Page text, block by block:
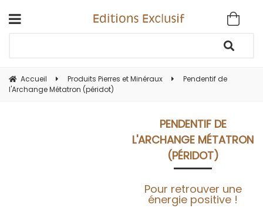
Accueil Produits Pierres et Minéraux
Pendentif de
l'Archange Métatron (péridot)
PENDENTIF DE
L'ARCHANGE MÉTATRON
(PÉRIDOT)
Pour retrouver une
énergie positive !